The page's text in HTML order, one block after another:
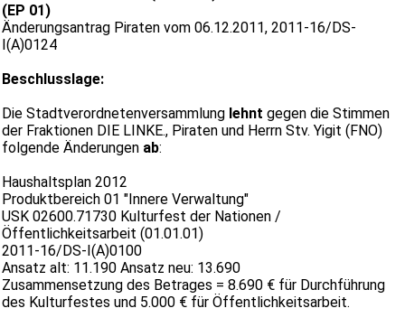
(EP 01)
Änderungsantrag Piraten vom 06.12.2011, 2011-16/DS-
I(A)0124
Beschlusslage:
Die Stadtverordnetenversammlung lehnt gegen die Stimmen
der Fraktionen DIE LINKE., Piraten und Herrn Stv. Yigit (FNO)
folgende Änderungen ab:
Haushaltsplan 2012
Produktbereich 01 "Innere Verwaltung"
USK 02600.71730 Kulturfest der Nationen /
Öffentlichkeitsarbeit (01.01.01)
2011-16/DS-I(A)0100
Ansatz alt: 11.190 Ansatz neu: 13.690
Zusammensetzung des Betrages = 8.690 € für Durchführung
des Kulturfestes und 5.000 € für Öffentlichkeitsarbeit.